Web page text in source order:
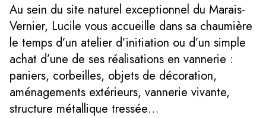
Au sein du site naturel exceptionnel du Marais-
Vernier, Lucile vous accueille dans sa chaumière
le temps d’un atelier d’initiation ou d’un simple
achat d’une de ses réalisations en vannerie :
paniers, corbeilles, objets de décoration,
aménagements extérieurs, vannerie vivante,
structure métallique tressée…